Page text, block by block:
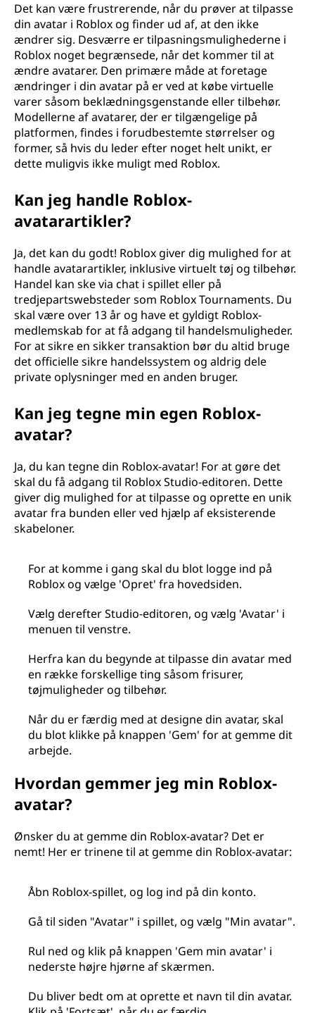
Det kan være frustrerende, når du prøver at tilpasse
din avatar i Roblox og finder ud af, at den ikke
ændrer sig. Desværre er tilpasningsmulighederne i
Roblox noget begrænsede, når det kommer til at
ændre avatarer. Den primære måde at foretage
ændringer i din avatar på er ved at købe virtuelle
varer såsom beklædningsgenstande eller tilbehør.
Modellerne af avatarer, der er tilgængelige på
platformen, findes i forudbestemte størrelser og
former, så hvis du leder efter noget helt unikt, er
dette muligvis ikke muligt med Roblox.
Kan jeg handle Roblox-
avatarartikler?
Ja, det kan du godt! Roblox giver dig mulighed for at
handle avatarartikler, inklusive virtuelt tøj og tilbehør.
Handel kan ske via chat i spillet eller på
tredjepartswebsteder som Roblox Tournaments. Du
skal være over 13 år og have et gyldigt Roblox-
medlemskab for at få adgang til handelsmuligheder.
For at sikre en sikker transaktion bør du altid bruge
det officielle sikre handelssystem og aldrig dele
private oplysninger med en anden bruger.
Kan jeg tegne min egen Roblox-
avatar?
Ja, du kan tegne din Roblox-avatar! For at gøre det
skal du få adgang til Roblox Studio-editoren. Dette
giver dig mulighed for at tilpasse og oprette en unik
avatar fra bunden eller ved hjælp af eksisterende
skabeloner.
For at komme i gang skal du blot logge ind på
Roblox og vælge 'Opret' fra hovedsiden.
Vælg derefter Studio-editoren, og vælg 'Avatar' i
menuen til venstre.
Herfra kan du begynde at tilpasse din avatar med
en række forskellige ting såsom frisurer,
tøjmuligheder og tilbehør.
Når du er færdig med at designe din avatar, skal
du blot klikke på knappen 'Gem' for at gemme dit
arbejde.
Hvordan gemmer jeg min Roblox-
avatar?
Ønsker du at gemme din Roblox-avatar? Det er
nemt! Her er trinene til at gemme din Roblox-avatar:
Åbn Roblox-spillet, og log ind på din konto.
Gå til siden "Avatar" i spillet, og vælg "Min avatar".
Rul ned og klik på knappen 'Gem min avatar' i
nederste højre hjørne af skærmen.
Du bliver bedt om at oprette et navn til din avatar.